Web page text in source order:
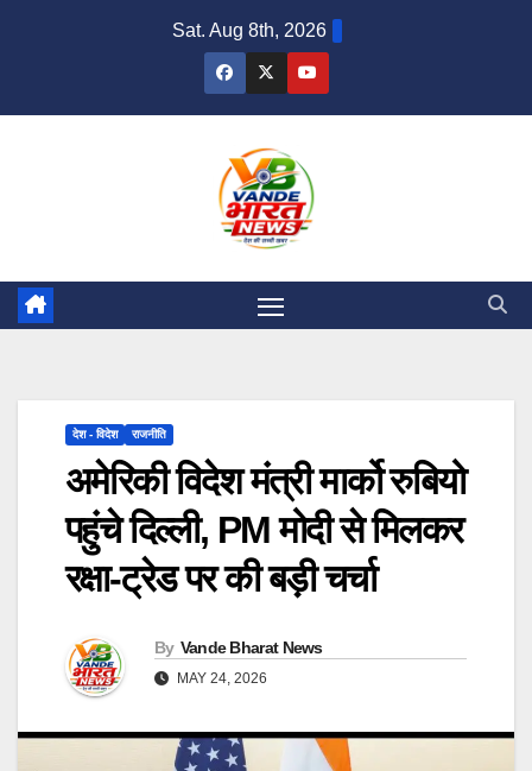
Sat. Aug 8th, 2026
देश - विदेश राजनीति
अमेरिकी विदेश मंत्री मार्को रुबियो
पहुंचे दिल्ली, PM मोदी से मिलकर
रक्षा-ट्रेड पर की बड़ी चर्चा
By Vande Bharat News
MAY 24, 2026